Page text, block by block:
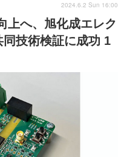
関西
愛車 File
上へ、旭化成エレク
同技術検証に成功 1
2024.6.2 Sun 16:00